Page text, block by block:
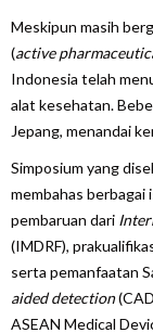
Meskipun masih
(active
Indonesia telah
alat kesehatan.
Jepang, menandai
Simposium yang
membahas
pembaruan dari
(IMDRF),
serta pemanfaatan
aided detection
ASEAN Medical